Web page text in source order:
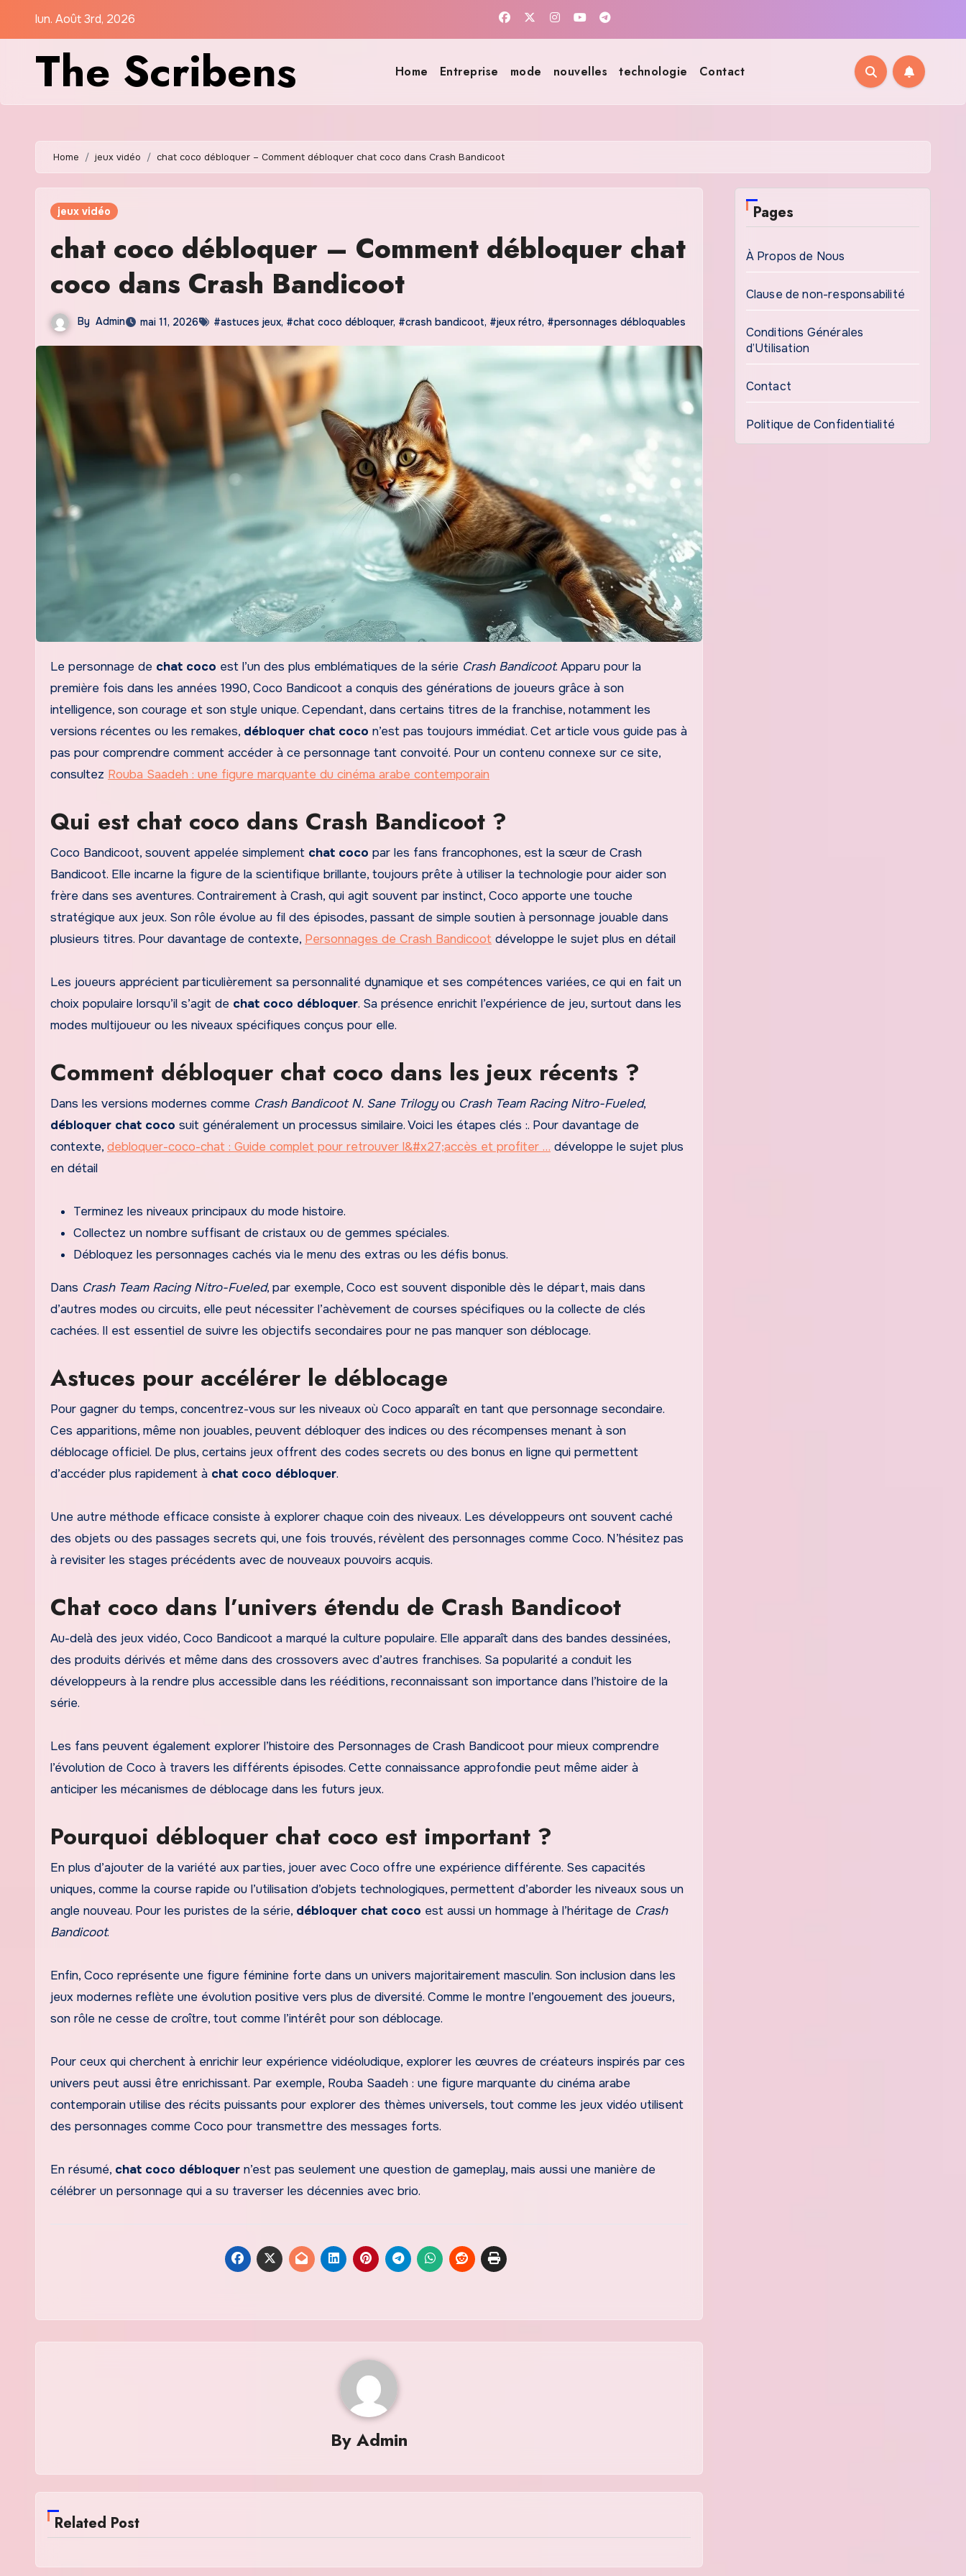
lun. Août 3rd, 2026
The Scribens Home Entreprise mode nouvelles technologie Contact
Home jeux vidéo chat coco débloquer – Comment débloquer chat coco dans Crash Bandicoot
jeux vidéo
chat coco débloquer – Comment débloquer chat
coco dans Crash Bandicoot
By Admin mai 11, 2026 #astuces jeux, #chat coco débloquer, #crash bandicoot, #jeux rétro, #personnages débloquables
Le personnage de chat coco est l’un des plus emblématiques de la série Crash Bandicoot. Apparu pour la
première fois dans les années 1990, Coco Bandicoot a conquis des générations de joueurs grâce à son
intelligence, son courage et son style unique. Cependant, dans certains titres de la franchise, notamment les
versions récentes ou les remakes, débloquer chat coco n’est pas toujours immédiat. Cet article vous guide pas à
pas pour comprendre comment accéder à ce personnage tant convoité. Pour un contenu connexe sur ce site,
consultez Rouba Saadeh : une figure marquante du cinéma arabe contemporain
Qui est chat coco dans Crash Bandicoot ?
Coco Bandicoot, souvent appelée simplement chat coco par les fans francophones, est la sœur de Crash
Bandicoot. Elle incarne la figure de la scientifique brillante, toujours prête à utiliser la technologie pour aider son
frère dans ses aventures. Contrairement à Crash, qui agit souvent par instinct, Coco apporte une touche
stratégique aux jeux. Son rôle évolue au fil des épisodes, passant de simple soutien à personnage jouable dans
plusieurs titres. Pour davantage de contexte, Personnages de Crash Bandicoot développe le sujet plus en détail
Les joueurs apprécient particulièrement sa personnalité dynamique et ses compétences variées, ce qui en fait un
choix populaire lorsqu’il s’agit de chat coco débloquer. Sa présence enrichit l’expérience de jeu, surtout dans les
modes multijoueur ou les niveaux spécifiques conçus pour elle.
Comment débloquer chat coco dans les jeux récents ?
Dans les versions modernes comme Crash Bandicoot N. Sane Trilogyou Crash Team Racing Nitro-Fueled,
débloquer chat coco suit généralement un processus similaire. Voici les étapes clés :. Pour davantage de
contexte, debloquer-coco-chat : Guide complet pour retrouver l&#x27;accès et profiter … développe le sujet plus
en détail
Terminez les niveaux principaux du mode histoire.
Collectez un nombre suffisant de cristaux ou de gemmes spéciales.
Débloquez les personnages cachés via le menu des extras ou les défis bonus.
Dans Crash Team Racing Nitro-Fueled, par exemple, Coco est souvent disponible dès le départ, mais dans
d’autres modes ou circuits, elle peut nécessiter l’achèvement de courses spécifiques ou la collecte de clés
cachées. Il est essentiel de suivre les objectifs secondaires pour ne pas manquer son déblocage.
Astuces pour accélérer le déblocage
Pour gagner du temps, concentrez-vous sur les niveaux où Coco apparaît en tant que personnage secondaire.
Ces apparitions, même non jouables, peuvent débloquer des indices ou des récompenses menant à son
déblocage officiel. De plus, certains jeux offrent des codes secrets ou des bonus en ligne qui permettent
d’accéder plus rapidement à chat coco débloquer.
Une autre méthode efficace consiste à explorer chaque coin des niveaux. Les développeurs ont souvent caché
des objets ou des passages secrets qui, une fois trouvés, révèlent des personnages comme Coco. N’hésitez pas
à revisiter les stages précédents avec de nouveaux pouvoirs acquis.
Chat coco dans l’univers étendu de Crash Bandicoot
Au-delà des jeux vidéo, Coco Bandicoot a marqué la culture populaire. Elle apparaît dans des bandes dessinées,
des produits dérivés et même dans des crossovers avec d’autres franchises. Sa popularité a conduit les
développeurs à la rendre plus accessible dans les rééditions, reconnaissant son importance dans l’histoire de la
série.
Les fans peuvent également explorer l’histoire des Personnages de Crash Bandicoot pour mieux comprendre
l’évolution de Coco à travers les différents épisodes. Cette connaissance approfondie peut même aider à
anticiper les mécanismes de déblocage dans les futurs jeux.
Pourquoi débloquer chat coco est important ?
En plus d’ajouter de la variété aux parties, jouer avec Coco offre une expérience différente. Ses capacités
uniques, comme la course rapide ou l’utilisation d’objets technologiques, permettent d’aborder les niveaux sous un
angle nouveau. Pour les puristes de la série, débloquer chat coco est aussi un hommage à l’héritage de Crash
Bandicoot.
Enfin, Coco représente une figure féminine forte dans un univers majoritairement masculin. Son inclusion dans les
jeux modernes reflète une évolution positive vers plus de diversité. Comme le montre l’engouement des joueurs,
son rôle ne cesse de croître, tout comme l’intérêt pour son déblocage.
Pour ceux qui cherchent à enrichir leur expérience vidéoludique, explorer les œuvres de créateurs inspirés par ces
univers peut aussi être enrichissant. Par exemple, Rouba Saadeh : une figure marquante du cinéma arabe
contemporain utilise des récits puissants pour explorer des thèmes universels, tout comme les jeux vidéo utilisent
des personnages comme Coco pour transmettre des messages forts.
En résumé, chat coco débloquer n’est pas seulement une question de gameplay, mais aussi une manière de
célébrer un personnage qui a su traverser les décennies avec brio.
By Admin
Related Post
Pages
À Propos de Nous
Clause de non-responsabilité
Conditions Générales
d’Utilisation
Contact
Politique de Confidentialité